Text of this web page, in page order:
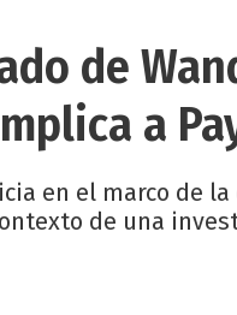
de
a
en el marco de
de una